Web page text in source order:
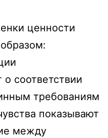
ценности
о соответствии
требованиям
показывают
между